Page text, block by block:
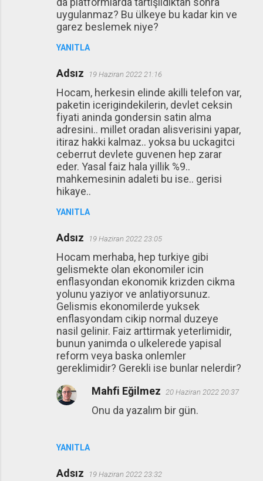
uygulanmaz? Bu ülkeye bu kadar kin ve
garez beslemek niye?
YANITLA
Adsız 19 Haziran 2022 21:16
Hocam, herkesin elinde akilli telefon var,
paketin icerigindekilerin, devlet ceksin
fiyati aninda gondersin satin alma
adresini.. millet oradan alisverisini yapar,
itiraz hakki kalmaz.. yoksa bu uckagitci
ceberrut devlete guvenen hep zarar
eder. Yasal faiz hala yillik %9..
mahkemesinin adaleti bu ise.. gerisi
hikaye..
YANITLA
Adsız 19 Haziran 2022 23:05
Hocam merhaba, hep turkiye gibi
gelismekte olan ekonomiler icin
enflasyondan ekonomik krizden cikma
yolunu yaziyor ve anlatiyorsunuz.
Gelismis ekonomilerde yuksek
enflasyondam cikip normal duzeye
nasil gelinir. Faiz arttirmak yeterlimidir,
bunun yanimda o ulkelerede yapisal
reform veya baska onlemler
gereklimidir? Gerekli ise bunlar nelerdir?
YANITLA
Mahfi Eğilmez 20 Haziran 2022 20:37
Onu da yazalım bir gün.
Adsız 19 Haziran 2022 23:32